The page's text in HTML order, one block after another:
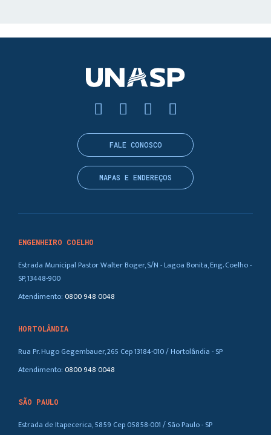
ENGENHEIRO COELHO
Estrada Municipal Pastor Walter Boger, S/N - Lagoa Bonita, Eng. Coelho -
SP, 13448-900
Atendimento:0800 948 0048
HORTOLÂNDIA
Rua Pr. Hugo Gegembauer, 265 Cep 13184-010 / Hortolândia - SP
Atendimento:0800 948 0048
SÃO PAULO
Estrada de Itapecerica, 5859 Cep 05858-001 / São Paulo - SP
FALE CONOSCO
MAPAS E ENDEREÇOS